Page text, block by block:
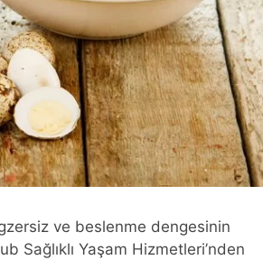
ve beslenme dengesinin
Sağlıklı Yaşam Hizmetleri’nden